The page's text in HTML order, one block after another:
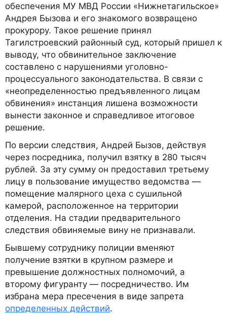
обеспечения МУ МВД России «Нижнетагильское»
Андрея Бызова и его знакомого возвращено
прокурору. Такое решение принял
Тагилстроевский районный суд, который пришел к
выводу, что обвинительное заключение
составлено с нарушениями уголовно-
процессуального законодательства. В связи с
«неопределенностью предъявленного лицам
обвинения» инстанция лишена возможности
вынести законное и справедливое итоговое
решение.
По версии следствия, Андрей Бызов, действуя
через посредника, получил взятку в 280 тысяч
рублей. За эту сумму он предоставил третьему
лицу в пользование имущество ведомства —
помещение малярного цеха с сушильной
камерой, расположенное на территории
отделения. На стадии предварительного
следствия обвиняемые вину не признавали.
Бывшему сотруднику полиции вменяют
получение взятки в крупном размере и
превышение должностных полномочий, а
второму фигуранту — посредничество. Им
избрана мера пресечения в виде запрета
определенных действий.